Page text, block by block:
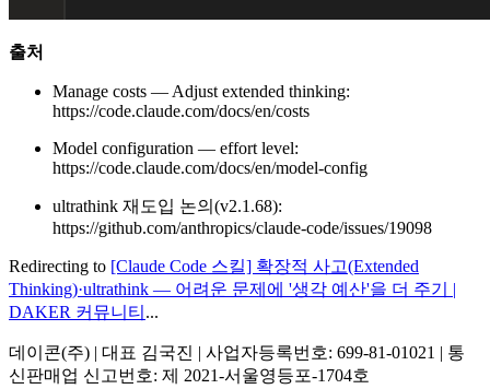
출처
Manage costs — Adjust extended thinking:
https://code.claude.com/docs/en/costs
Model configuration — effort level:
https://code.claude.com/docs/en/model-config
ultrathink 재도입 논의(v2.1.68):
https://github.com/anthropics/claude-code/issues/19098
Redirecting to [Claude Code 스킬] 확장적 사고(Extended
Thinking)·ultrathink — 어려운 문제에 '생각 예산'을 더 주기 |
DAKER 커뮤니티 ...
데이콘(주) | 대표 김국진 | 사업자등록번호: 699-81-01021 | 통
신판매업 신고번호: 제 2021-서울영등포-1704호